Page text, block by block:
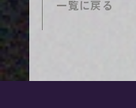
一覧に戻る